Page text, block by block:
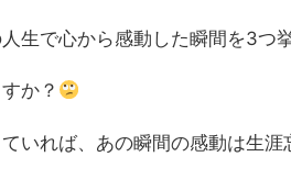
生で心から感動した瞬間を3つ
か？
いれば、あの瞬間の感動は生涯